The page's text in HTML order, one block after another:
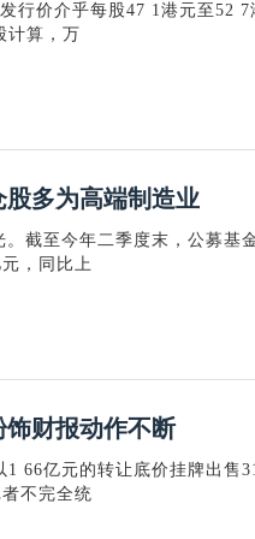
行价介乎每股47 1港元至52 7
计算，万
多为高端制造业
截至今年二季度末，公募基
，同比上
财报动作不断
66亿元的转让底价挂牌出售
不完全统